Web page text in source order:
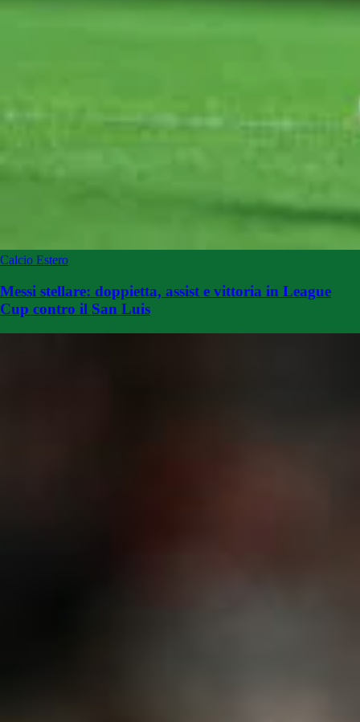
Calcio Estero
Messi stellare: doppietta, assist e vittoria in League
Cup contro il San Luis